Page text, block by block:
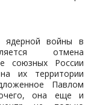
ядерной войны в
отмена
союзных России
их территории
Павлом
она еще и